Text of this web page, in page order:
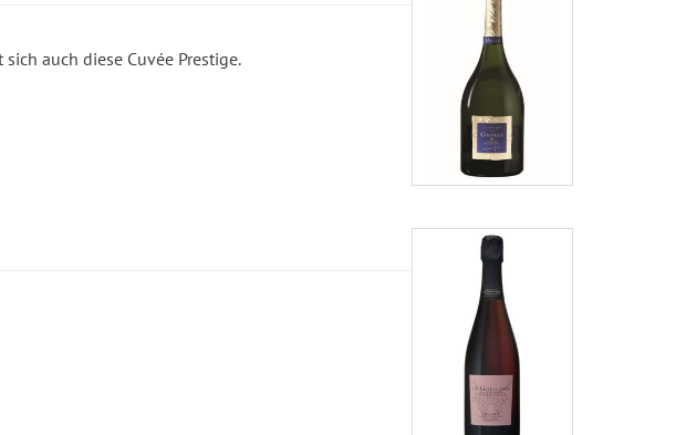
auch diese Cuvée Prestige.